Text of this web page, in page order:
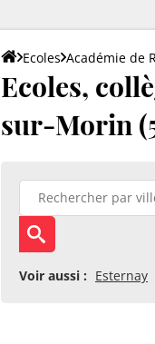
Ecoles Académie de
Ecoles,
sur-Morin
Voir aussi : Esternay